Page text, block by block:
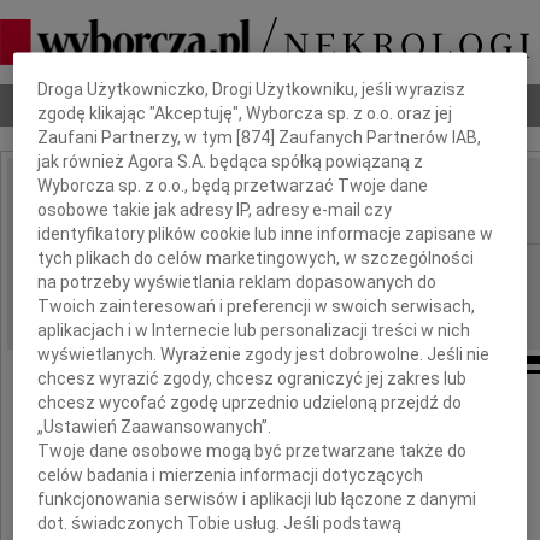
Nekrologi Odeszli Poradnik pogrzebowy
IMIĘ I NAZWISKO: Marek Gliszczyński
REGION: Bydgoszcz
DATA EMISJI: 15.05.2020
Z wielkim smutkiem żegnam
Marka
Dbamy o Twoją prywatność
Droga Użytkowniczko, Drogi Użytkowniku, jeśli wyrazisz
zgodę klikając "Akceptuję", Wyborcza sp. z o.o. oraz jej
Zaufani Partnerzy, w tym [874 ] Zaufanych Partnerów IAB,
jak również Agora S.A. będąca spółką powiązaną z
Wyborcza sp. z o.o., będą przetwarzać Twoje dane
osobowe takie jak adresy IP, adresy e-mail czy
identyfikatory plików cookie lub inne informacje zapisane w
tych plikach do celów marketingowych, w szczególności
na potrzeby wyświetlania reklam dopasowanych do
Twoich zainteresowań i preferencji w swoich serwisach,
aplikacjach i w Internecie lub personalizacji treści w nich
wyświetlanych. Wyrażenie zgody jest dobrowolne. Jeśli nie
chcesz wyrazić zgody, chcesz ograniczyć jej zakres lub
chcesz wycofać zgodę uprzednio udzieloną przejdź do
„Ustawień Zaawansowanych”.
Twoje dane osobowe mogą być przetwarzane także do
celów badania i mierzenia informacji dotyczących
funkcjonowania serwisów i aplikacji lub łączone z danymi
dot. świadczonych Tobie usług. Jeśli podstawą